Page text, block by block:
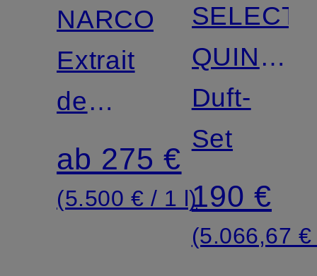
NARCOTIQUE
Extrait
de
Parfum
ab 275 €
(5.500 € / 1 l)
TRAVEL
SET
Duft-
Set
190 €
(5.066,67